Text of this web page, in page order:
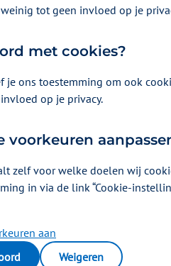
Geef
Stress is een moderne
tot geen invloed op je
met cookies?
je ons toestemming om ook
op je privacy.
voorkeuren
zelf voor welke doelen wij
in via de link “Cookie-
aan
Weigeren